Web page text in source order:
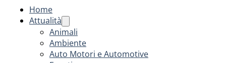
Home
Attualità
Animali
Ambiente
Auto Motori e Automotive